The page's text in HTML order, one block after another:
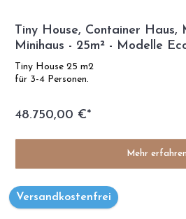
Tiny House, Container Haus,
Minihaus - 25m² - Modelle
Tiny House 25 m2
für 3-4 Personen.
48.750,00 €*
Mehr erfahren
Versandkostenfrei